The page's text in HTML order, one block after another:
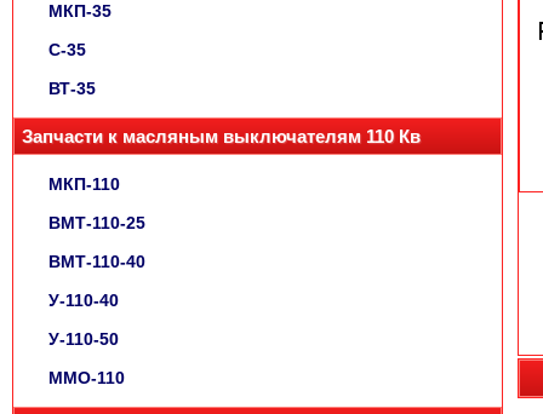
МКП-35
С-35
ВТ-35
Запчасти к масляным выключателям 110 Кв
МКП-110
ВМТ-110-25
ВМТ-110-40
У-110-40
У-110-50
ММО-110